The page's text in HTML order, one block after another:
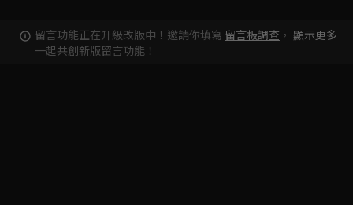
留言功能正在升級改版中！邀請你填寫 留言板調查 ，
一起共創新版留言功能！
顯示更多